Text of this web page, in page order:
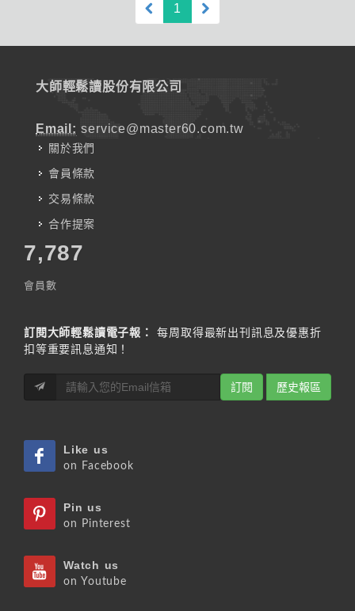
1 (current)
大師輕鬆讀股份有限公司
Email: service@master60.com.tw
關於我們
會員條款
交易條款
合作提案
7,787
會員數
訂閱大師輕鬆讀電子報：
每周取得最新出刊訊息及優惠折
扣等重要訊息通知！
訂閱 歷史報區
Like us
on Facebook
Pin us
on Pinterest
Watch us
on Youtube